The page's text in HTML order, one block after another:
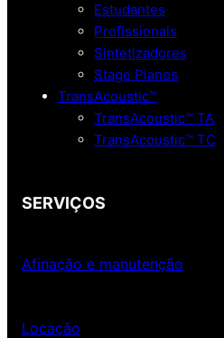
Estudantes
Profissionais
Sintetizadores
Stage Pianos
TransAcoustic™
TransAcoustic™ TA
TransAcoustic™ TC
SERVIÇOS
Afinação e manutenção
Locação